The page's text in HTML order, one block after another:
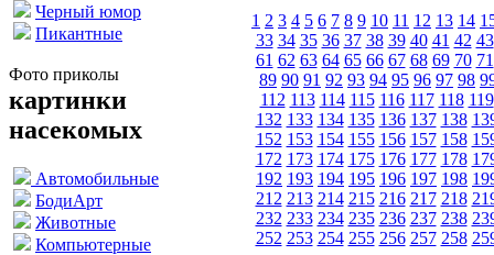
Черный юмор
Пикантные
Фото приколы
картинки
насекомых
Автомобильные
БодиАрт
Животные
Компьютерные
1 2 3 4 5 6 7 8 9 10 11 12 13 14
33 34 35 36 37 38 39 40 41 42 43
61 62 63 64 65 66 67 68 69 70 71
89 90 91 92 93 94 95 96 97 98
112 113 114 115 116 117 118 119
132 133 134 135 136 137 138
152 153 154 155 156 157 158
172 173 174 175 176 177 178
192 193 194 195 196 197 198
212 213 214 215 216 217 218
232 233 234 235 236 237 238
252 253 254 255 256 257 258